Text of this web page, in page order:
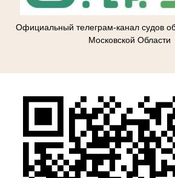
Официальный телеграм-канал судов
Московской Области